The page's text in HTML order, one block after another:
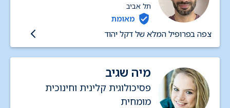
תל אביב
מאומת
צפה בפרופיל המלא של דקל יהוד
מיה שגיב
פסיכולוגית קלינית וחינוכית
מומחית